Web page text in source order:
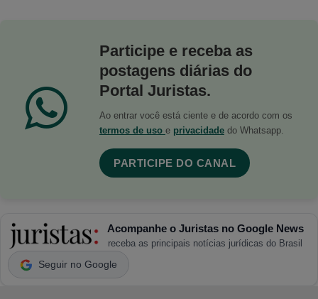
Participe e receba as
postagens diárias do
Portal Juristas.
Ao entrar você está ciente e de acordo com os
termos de uso e privacidade do Whatsapp.
PARTICIPE DO CANAL
Acompanhe o Juristas no Google News
receba as principais notícias jurídicas do Brasil
Seguir no Google